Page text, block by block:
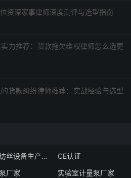
资深家事律师深度测评与选型指南
力推荐：货款拖欠维权律师怎么选更
货款纠纷律师推荐：实战经验与选型
静电纺丝设备生产线厂家
CE认证
厂家 实验室计量泵厂家